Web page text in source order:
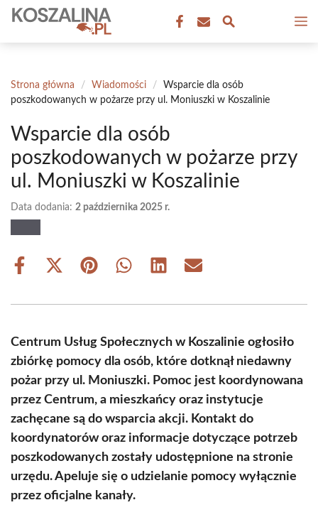
Przejdź
treści
Strona główna / Wiadomości /
Wsparcie dla osób
poszkodowanych w pożarze przy ul. Moniuszki w Koszalinie
Wsparcie dla osób
poszkodowanych w pożarze przy
ul. Moniuszki w Koszalinie
Data dodania: 2 października 2025 r.
Share
Share
(Twitter)
Share Share Share Share
Centrum Usług Społecznych w Koszalinie ogłosiło
zbiórkę pomocy dla osób, które dotknął niedawny
pożar przy ul. Moniuszki. Pomoc jest koordynowana
przez Centrum, a mieszkańcy oraz instytucje
zachęcane są do wsparcia akcji. Kontakt do
koordynatorów oraz informacje dotyczące potrzeb
poszkodowanych zostały udostępnione na stronie
urzędu. Apeluje się o udzielanie pomocy wyłącznie
przez oficjalne kanały.